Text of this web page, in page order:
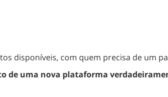
disponíveis, com quem precisa de um
de uma nova plataforma